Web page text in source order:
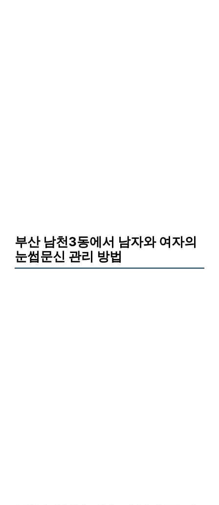
부산 남천3동에서 남자와 여자의
눈썹문신 관리 방법